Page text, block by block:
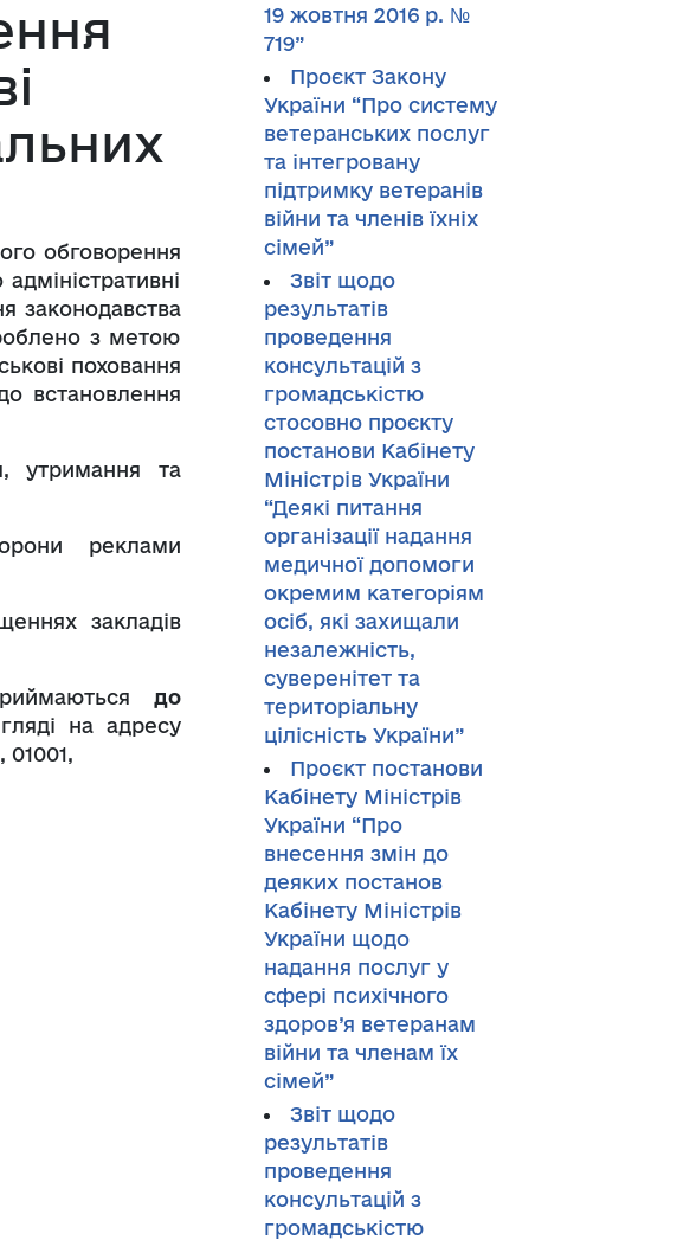
обговорення
законодавства
з метою
поховання
встановлення
утримання та
реклами
закладів
до
на адресу
01001,
19 жовтня 2016 р. №
719”
Проєкт Закону
України “Про систему
ветеранських послуг
та інтегровану
підтримку ветеранів
війни та членів їхніх
сімей”
Звіт щодо
результатів
проведення
консультацій з
громадськістю
стосовно проєкту
постанови Кабінету
Міністрів України
“Деякі питання
організації надання
медичної допомоги
окремим категоріям
осіб, які захищали
незалежність,
суверенітет та
територіальну
цілісність України”
Проєкт постанови
Кабінету Міністрів
України “Про
внесення змін до
деяких постанов
Кабінету Міністрів
України щодо
надання послуг у
сфері психічного
здоров’я ветеранам
війни та членам їх
сімей”
Звіт щодо
результатів
проведення
консультацій з
громадськістю